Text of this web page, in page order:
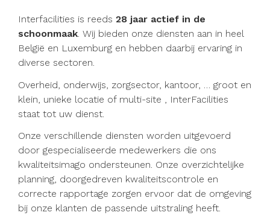
Interfacilities is reeds 28 jaar actief in de
schoonmaak. Wij bieden onze diensten aan in heel
België en Luxemburg en hebben daarbij ervaring in
diverse sectoren.
Overheid, onderwijs, zorgsector, kantoor, … groot en
klein, unieke locatie of multi-site , InterFacilities
staat tot uw dienst.
Onze verschillende diensten worden uitgevoerd
door gespecialiseerde medewerkers die ons
kwaliteitsimago ondersteunen. Onze overzichtelijke
planning, doorgedreven kwaliteitscontrole en
correcte rapportage zorgen ervoor dat de omgeving
bij onze klanten de passende uitstraling heeft.